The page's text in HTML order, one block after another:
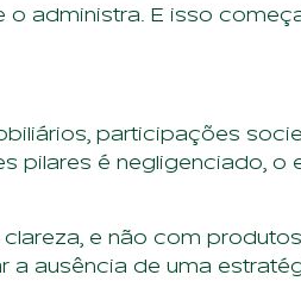
administra. E isso
participações
pilares é negligenciado, o
e não com
ausência de uma